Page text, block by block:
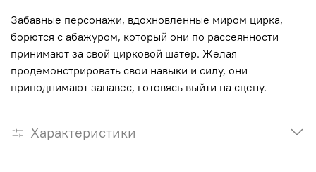
Забавные персонажи, вдохновленные миром цирка,
борются с абажуром, который они по рассеянности
принимают за свой цирковой шатер. Желая
продемонстрировать свои навыки и силу, они
приподнимают занавес, готовясь выйти на сцену.
Характеристики